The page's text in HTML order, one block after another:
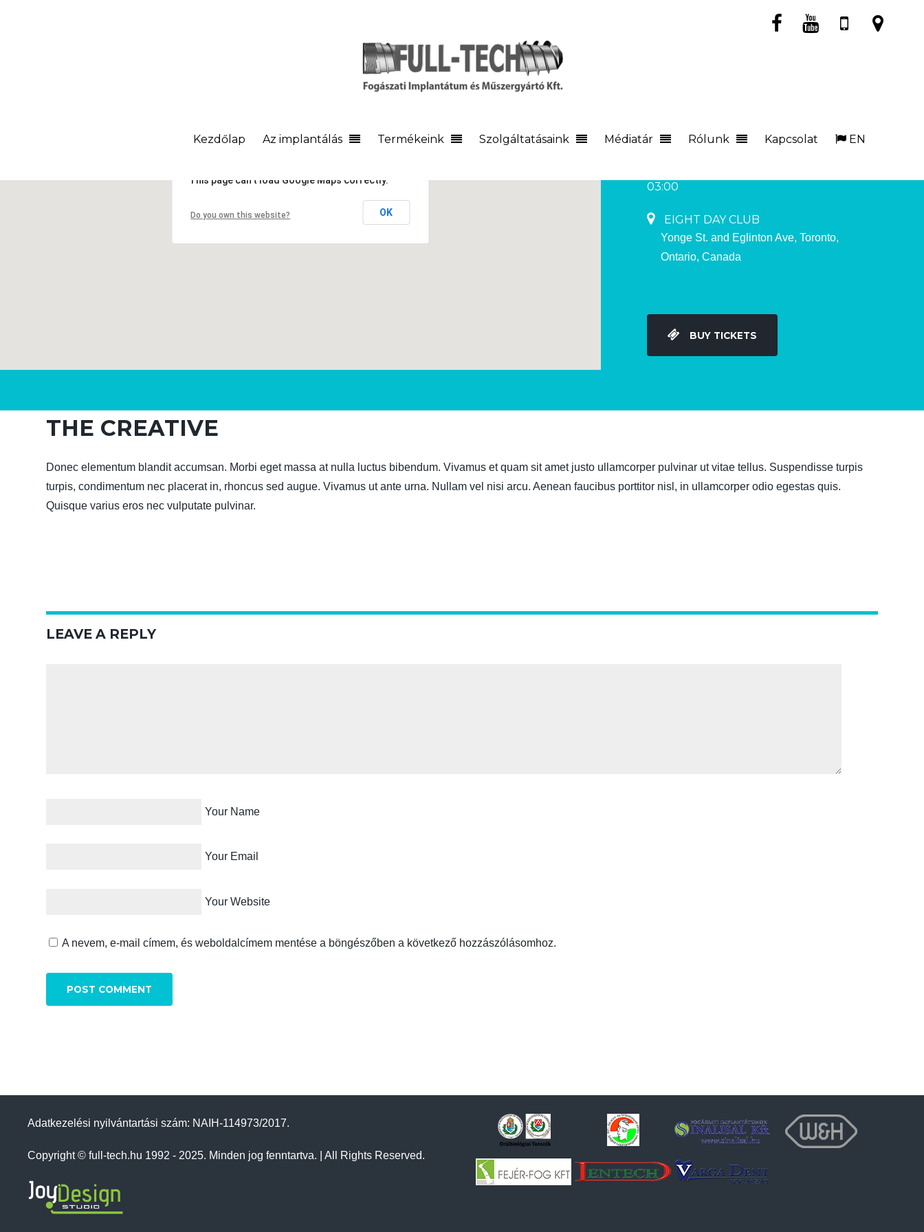
Kezdőlap Az implantálás Termékeink Szolgáltatásaink Médiatár Rólunk Kapcsolat EN
This page can't load Google Maps correctly.
Do you own this website? OK
03:00
EIGHT DAY CLUB
Yonge St. and Eglinton Ave, Toronto,
Ontario, Canada
BUY TICKETS
THE CREATIVE
Donec elementum blandit accumsan. Morbi eget massa at nulla luctus bibendum. Vivamus et quam sit amet justo ullamcorper pulvinar ut vitae tellus. Suspendisse turpis
turpis, condimentum nec placerat in, rhoncus sed augue. Vivamus ut ante urna. Nullam vel nisi arcu. Aenean faucibus porttitor nisl, in ullamcorper odio egestas quis.
Quisque varius eros nec vulputate pulvinar.
LEAVE A REPLY
Your Name
Your Email
Your Website
A nevem, e-mail címem, és weboldalcímem mentése a böngészőben a következő hozzászólásomhoz.
Adatkezelési nyilvántartási szám: NAIH-114973/2017.
Copyright © full-tech.hu 1992 - 2025. Minden jog fenntartva. | All Rights Reserved.